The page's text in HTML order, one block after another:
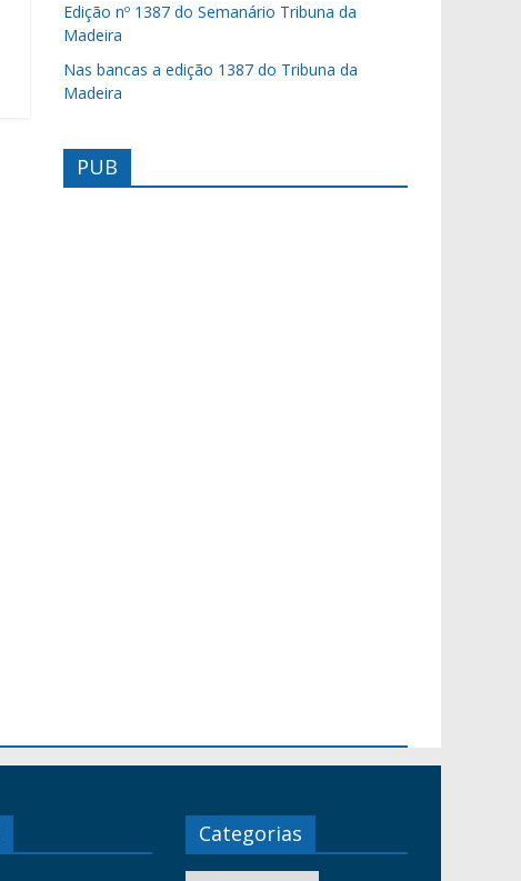
Edição nº 1387 do Semanário Tribuna da
Madeira
Nas bancas a edição 1387 do Tribuna da
Madeira
PUB
Categorias